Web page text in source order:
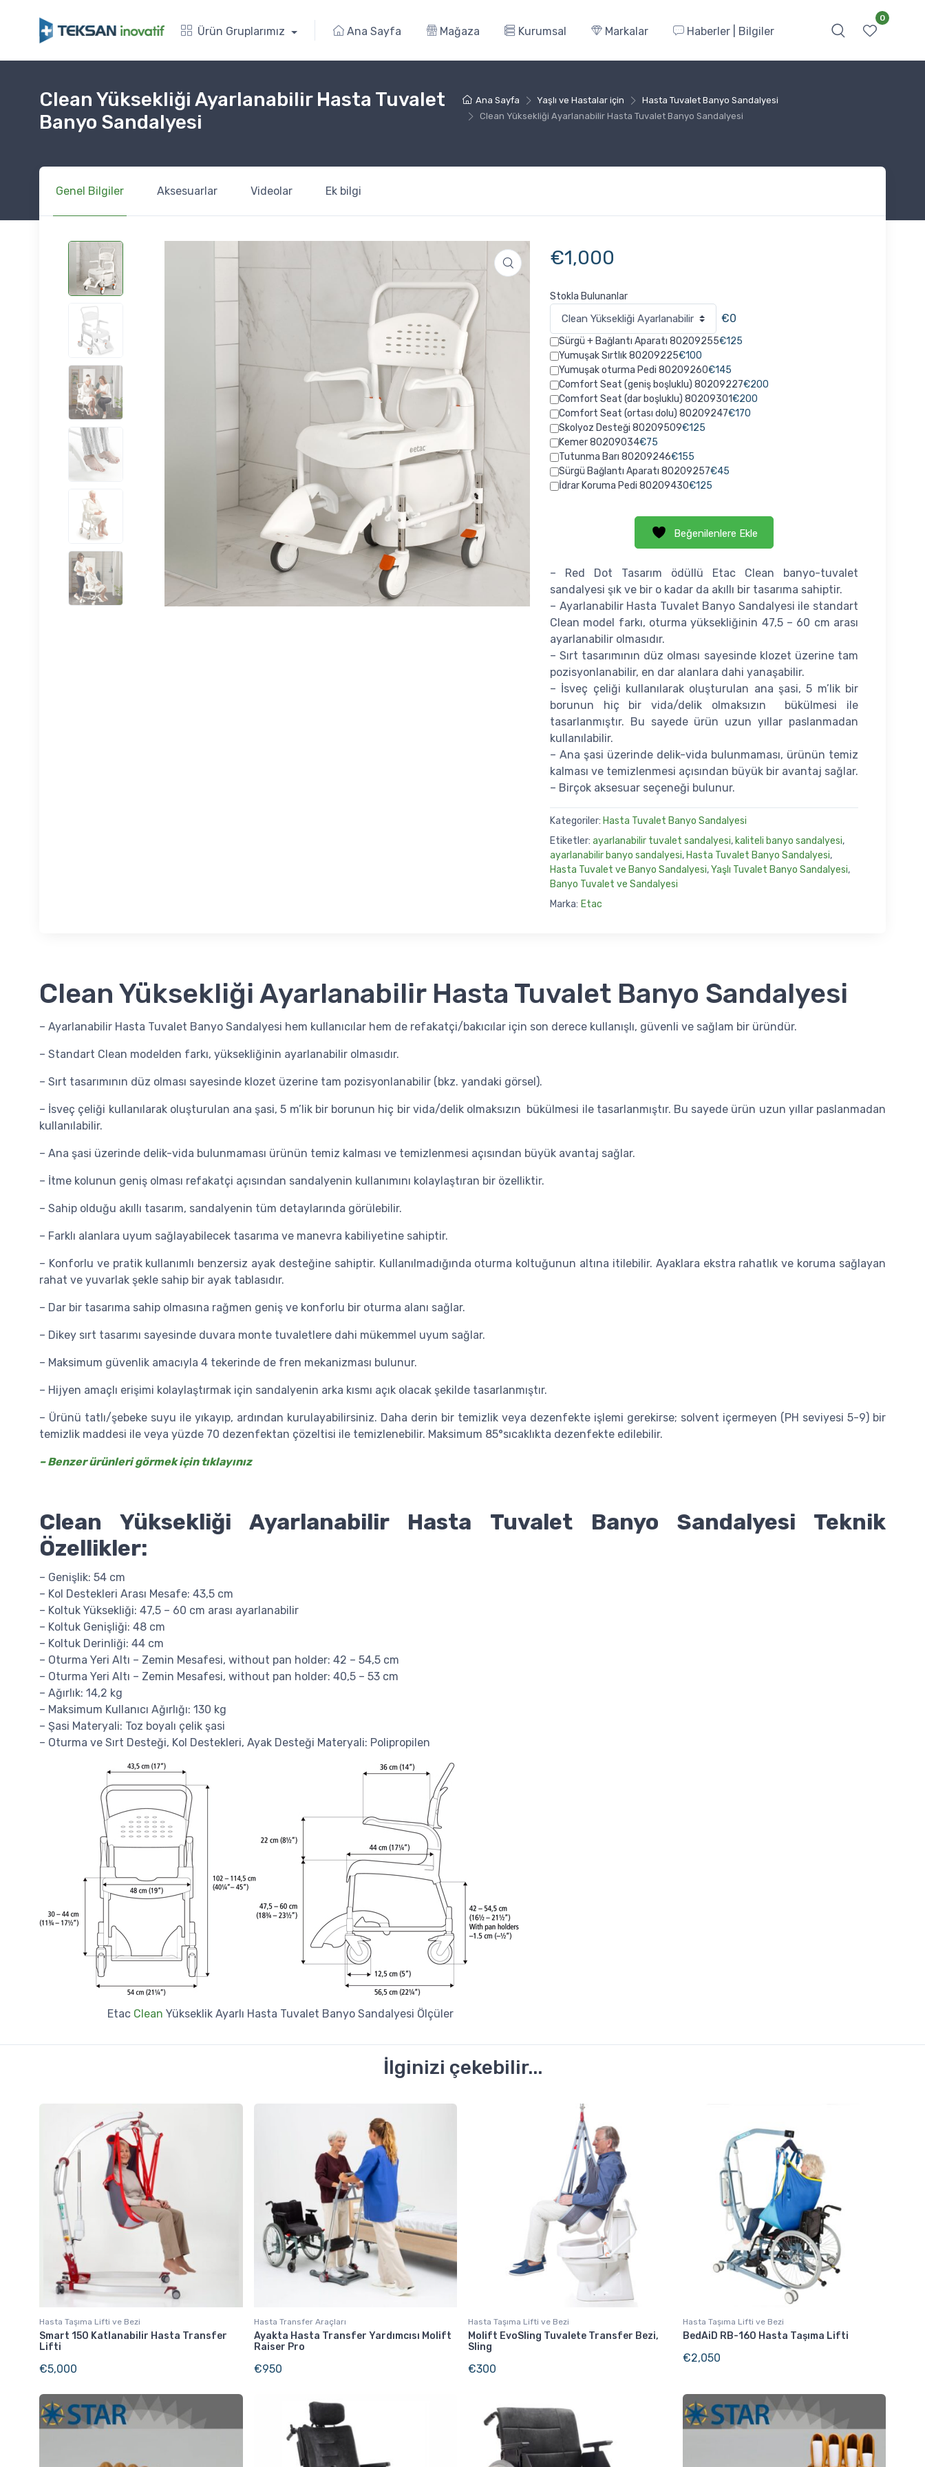
0
Ürün Gruplarımız Ana Sayfa Mağaza Kurumsal Markalar Haberler | Bilgiler
Ana Sayfa Yaşlı ve Hastalar için
Hasta Tuvalet Banyo Sandalyesi
Clean Yüksekliği Ayarlanabilir Hasta Tuvalet Banyo Sandalyesi
Clean Yüksekliği Ayarlanabilir Hasta Tuvalet
Banyo Sandalyesi
Genel Bilgiler Aksesuarlar Videolar Ek bilgi
€1,000
Stokla Bulunanlar
€0
Sürgü + Bağlantı Aparatı 80209255€125
Yumuşak Sırtlık 80209225€100
Yumuşak oturma Pedi 80209260€145
Comfort Seat (geniş boşluklu) 80209227€200
Comfort Seat (dar boşluklu) 80209301€200
Comfort Seat (ortası dolu) 80209247€170
Skolyoz Desteği 80209509€125
Kemer 80209034€75
Tutunma Barı 80209246€155
Sürgü Bağlantı Aparatı 80209257€45
İdrar Koruma Pedi 80209430€125
Beğenilenlere Ekle
– Red Dot Tasarım ödüllü Etac Clean banyo-tuvalet
sandalyesi şık ve bir o kadar da akıllı bir tasarıma sahiptir.
– Ayarlanabilir Hasta Tuvalet Banyo Sandalyesi ile standart
Clean model farkı, oturma yüksekliğinin 47,5 – 60 cm arası
ayarlanabilir olmasıdır.
– Sırt tasarımının düz olması sayesinde klozet üzerine tam
pozisyonlanabilir, en dar alanlara dahi yanaşabilir.
– İsveç çeliği kullanılarak oluşturulan ana şasi, 5 m’lik bir
borunun hiç bir vida/delik olmaksızın bükülmesi ile
tasarlanmıştır. Bu sayede ürün uzun yıllar paslanmadan
kullanılabilir.
– Ana şasi üzerinde delik-vida bulunmaması, ürünün temiz
kalması ve temizlenmesi açısından büyük bir avantaj sağlar.
– Birçok aksesuar seçeneği bulunur.
Kategoriler: Hasta Tuvalet Banyo Sandalyesi
Etiketler: ayarlanabilir tuvalet sandalyesi, kaliteli banyo sandalyesi,
ayarlanabilir banyo sandalyesi, Hasta Tuvalet Banyo Sandalyesi,
Hasta Tuvalet ve Banyo Sandalyesi,Yaşlı Tuvalet Banyo Sandalyesi,
Banyo Tuvalet ve Sandalyesi
Marka: Etac
Clean Yüksekliği Ayarlanabilir Hasta Tuvalet Banyo Sandalyesi
– Ayarlanabilir Hasta Tuvalet Banyo Sandalyesi hem kullanıcılar hem de refakatçi/bakıcılar için son derece kullanışlı, güvenli ve sağlam bir üründür.
– Standart Clean modelden farkı, yüksekliğinin ayarlanabilir olmasıdır.
– Sırt tasarımının düz olması sayesinde klozet üzerine tam pozisyonlanabilir (bkz. yandaki görsel).
– İsveç çeliği kullanılarak oluşturulan ana şasi, 5 m’lik bir borunun hiç bir vida/delik olmaksızın bükülmesi ile tasarlanmıştır. Bu sayede ürün uzun yıllar paslanmadan
kullanılabilir.
– Ana şasi üzerinde delik-vida bulunmaması ürünün temiz kalması ve temizlenmesi açısından büyük avantaj sağlar.
– İtme kolunun geniş olması refakatçi açısından sandalyenin kullanımını kolaylaştıran bir özelliktir.
– Sahip olduğu akıllı tasarım, sandalyenin tüm detaylarında görülebilir.
– Farklı alanlara uyum sağlayabilecek tasarıma ve manevra kabiliyetine sahiptir.
– Konforlu ve pratik kullanımlı benzersiz ayak desteğine sahiptir. Kullanılmadığında oturma koltuğunun altına itilebilir. Ayaklara ekstra rahatlık ve koruma sağlayan
rahat ve yuvarlak şekle sahip bir ayak tablasıdır.
– Dar bir tasarıma sahip olmasına rağmen geniş ve konforlu bir oturma alanı sağlar.
– Dikey sırt tasarımı sayesinde duvara monte tuvaletlere dahi mükemmel uyum sağlar.
– Maksimum güvenlik amacıyla 4 tekerinde de fren mekanizması bulunur.
– Hijyen amaçlı erişimi kolaylaştırmak için sandalyenin arka kısmı açık olacak şekilde tasarlanmıştır.
– Ürünü tatlı/şebeke suyu ile yıkayıp, ardından kurulayabilirsiniz. Daha derin bir temizlik veya dezenfekte işlemi gerekirse; solvent içermeyen (PH seviyesi 5-9) bir
temizlik maddesi ile veya yüzde 70 dezenfektan çözeltisi ile temizlenebilir. Maksimum 85°sıcaklıkta dezenfekte edilebilir.
– Benzer ürünleri görmek için tıklayınız
Clean Yüksekliği Ayarlanabilir Hasta Tuvalet Banyo Sandalyesi Teknik
Özellikler:
– Genişlik: 54 cm
– Kol Destekleri Arası Mesafe: 43,5 cm
– Koltuk Yüksekliği: 47,5 – 60 cm arası ayarlanabilir
– Koltuk Genişliği: 48 cm
– Koltuk Derinliği: 44 cm
– Oturma Yeri Altı – Zemin Mesafesi, without pan holder: 42 – 54,5 cm
– Oturma Yeri Altı – Zemin Mesafesi, without pan holder: 40,5 – 53 cm
– Ağırlık: 14,2 kg
– Maksimum Kullanıcı Ağırlığı: 130 kg
– Şasi Materyali: Toz boyalı çelik şasi
– Oturma ve Sırt Desteği, Kol Destekleri, Ayak Desteği Materyali: Polipropilen
Etac Clean Yükseklik Ayarlı Hasta Tuvalet Banyo Sandalyesi Ölçüler
İlginizi çekebilir...
Hasta Taşıma Lifti ve Bezi
Smart 150 Katlanabilir Hasta Transfer
Lifti
€5,000
Hasta Transfer Araçları
Ayakta Hasta Transfer Yardımcısı Molift
Raiser Pro
€950
Hasta Taşıma Lifti ve Bezi
Molift EvoSling Tuvalete Transfer Bezi,
Sling
€300
Hasta Taşıma Lifti ve Bezi
BedAiD RB-160 Hasta Taşıma Lifti
€2,050